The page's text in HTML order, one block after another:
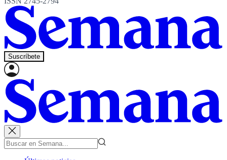
Suscríbete